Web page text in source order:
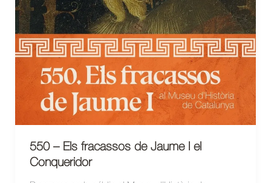
550 – Els fracassos de Jaume I el
Conqueridor